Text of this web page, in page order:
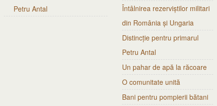
Petru Antal
Întâlnirea rezerviștilor militari
din România și Ungaria
Distincție pentru primarul
Petru Antal
Un pahar de apă la răcoare
O comunitate unită
Bani pentru pompierii bătani